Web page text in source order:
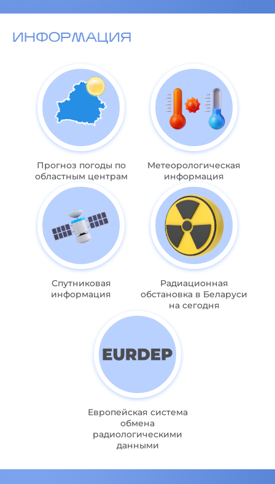
ИНФОРМАЦИЯ
Прогноз погоды по
областным центрам
Метеорологическая
информация
Спутниковая
информация
Радиационная
обстановка в Беларуси
на сегодня
Европейская система
обмена
радиологическими
данными